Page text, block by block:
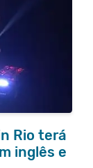
Rio terá
inglês e